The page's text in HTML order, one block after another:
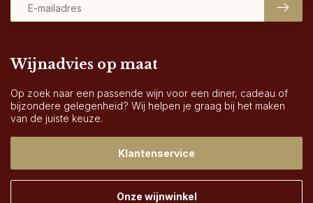
Wijnadvies op maat
Op zoek naar een passende wijn voor een diner, cadeau of
bijzondere gelegenheid? Wij helpen je graag bij het maken
van de juiste keuze.
Klantenservice
Onze wijnwinkel